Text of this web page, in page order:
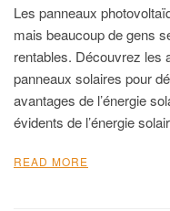
Les panneaux
mais beaucoup de gens
rentables. Découvrez les
panneaux solaires pour
avantages de l’énergie
évidents de l’énergie
READ MORE